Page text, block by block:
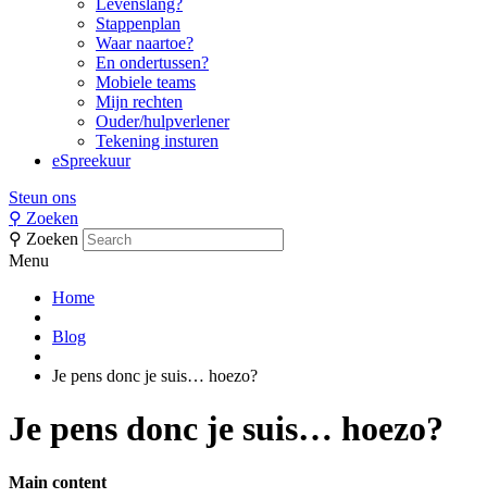
Stappenplan
Waar naartoe?
En ondertussen?
Mobiele teams
Mijn rechten
Ouder/hulpverlener
Tekening insturen
eSpreekuur
Steun ons
⚲ Zoeken
⚲ Zoeken
Menu
Home
Blog
Je pens donc je suis… hoezo?
Je pens donc je suis… hoezo?
Main content